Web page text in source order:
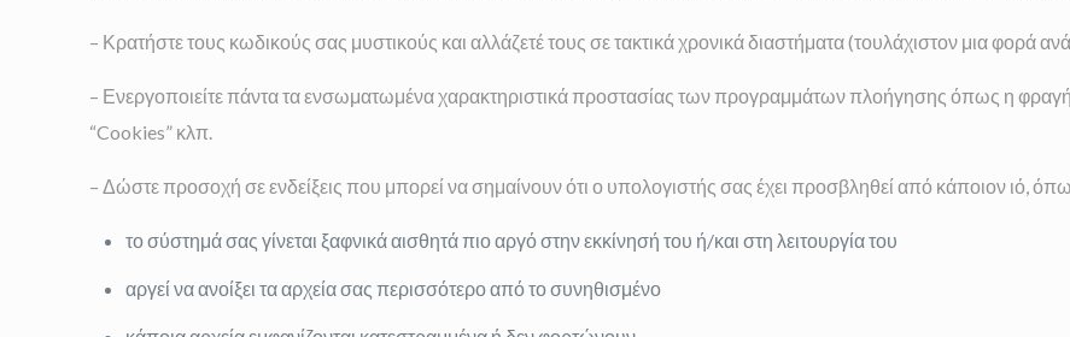
– Κρατήστε τους κωδικούς σας μυστικούς και αλλάζετέ τους σε τακτικά χρονικά διαστήματα (τουλάχιστον μια φορά
– Ενεργοποιείτε πάντα τα ενσωματωμένα χαρακτηριστικά προστασίας των προγραμμάτων πλοήγησης όπως η
“Cookies” κλπ.
– Δώστε προσοχή σε ενδείξεις που μπορεί να σημαίνουν ότι ο υπολογιστής σας έχει προσβληθεί από κάποιον ιό,
το σύστημά σας γίνεται ξαφνικά αισθητά πιο αργό στην εκκίνησή του ή/και στη λειτουργία του
αργεί να ανοίξει τα αρχεία σας περισσότερο από το συνηθισμένο